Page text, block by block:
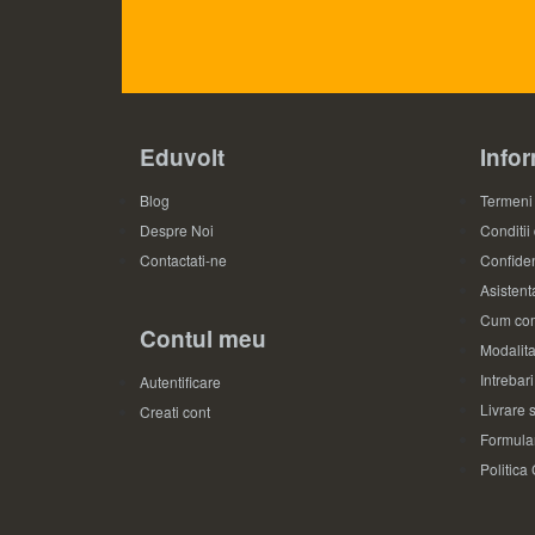
Eduvolt
Blog
Despre Noi
Contactati-ne
Contul meu
Autentificare
Creati cont
Conditii
Cum
Livrare
Politica